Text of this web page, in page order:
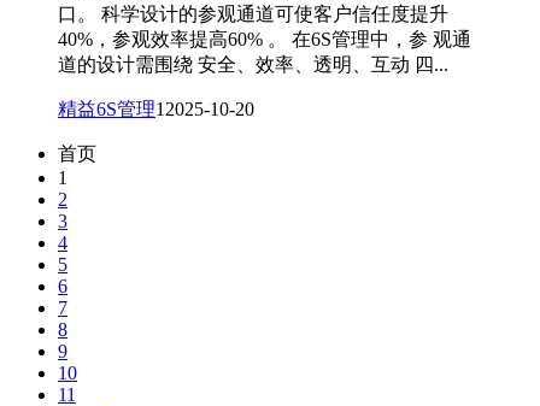
口。 科学设计的参观通道可使客户信任度提升
40%，参观效率提高60% 。 在6S管理中，参 观通
道的设计需围绕 安全、效率、透明、互动 四...
精益6S管理1 2025-10-20
首页
1
2
3
4
5
6
7
8
9
10
11